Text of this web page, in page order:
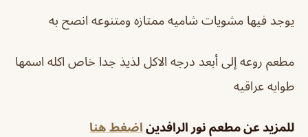
يوجد فيها مشويات شاميه ممتازه ومتنوعه انصح به
مطعم روعه إلى أبعد درجه الاكل لذيذ جدا خاص اكله اسمها
طوايه عراقيه
للمزيد عن مطعم نور الرافدين اضغط هنا